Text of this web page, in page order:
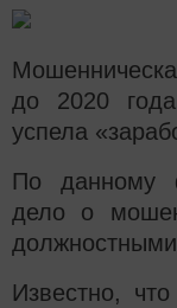
до 2020
успела
По данному
дело о
Известно,